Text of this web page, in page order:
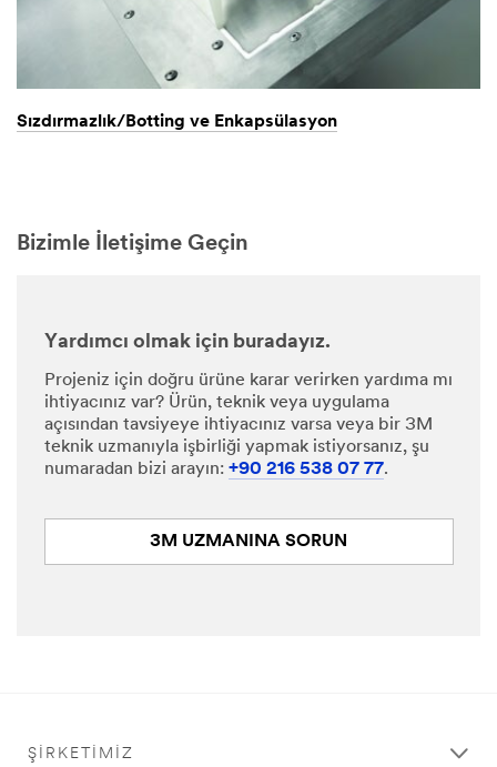
Sızdırmazlık/Botting ve Enkapsülasyon
Bizimle İletişime Geçin
Yardımcı olmak için buradayız.
Projeniz için doğru ürüne karar verirken yardıma mı
ihtiyacınız var? Ürün, teknik veya uygulama
açısından tavsiyeye ihtiyacınız varsa veya bir 3M
teknik uzmanıyla işbirliği yapmak istiyorsanız, şu
numaradan bizi arayın: +90 216 538 07 77.
3M UZMANINA SORUN
ŞIRKETIMIZ